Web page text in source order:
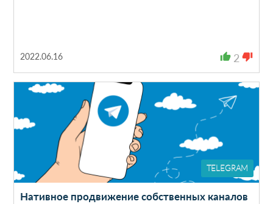
2022.06.16 thumb_up 2 thumb_down
TELEGRAM
Нативное продвижение собственных каналов